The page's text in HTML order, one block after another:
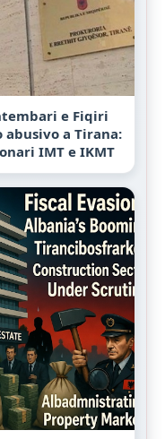
e Fiqiri
abusivo a Tirana:
IMT e IKMT